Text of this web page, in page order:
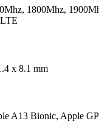
1800Mhz,
x 8.1 mm
A13 Bionic, Apple